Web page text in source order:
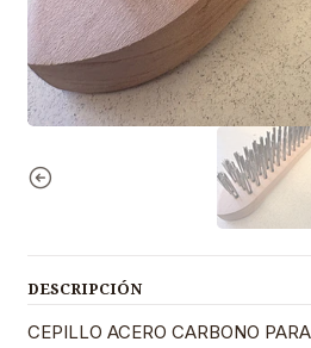
DESCRIPCIÓN
CEPILLO ACERO CARBONO